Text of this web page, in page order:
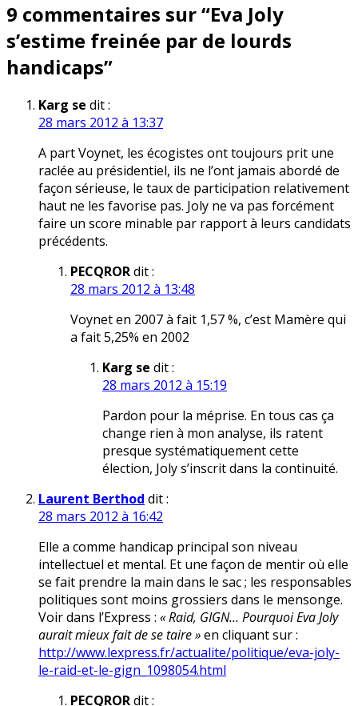
9 commentaires sur “Eva Joly
s’estime freinée par de lourds
handicaps”
Karg se dit :
28 mars 2012 à 13:37
A part Voynet, les écogistes ont toujours prit une
raclée au présidentiel, ils ne l’ont jamais abordé de
façon sérieuse, le taux de participation relativement
haut ne les favorise pas. Joly ne va pas forcément
faire un score minable par rapport à leurs candidats
précédents.
PECQRORdit :
28 mars 2012 à 13:48
Voynet en 2007 à fait 1,57 %, c’est Mamère qui
a fait 5,25% en 2002
Karg se dit :
28 mars 2012 à 15:19
Pardon pour la méprise. En tous cas ça
change rien à mon analyse, ils ratent
presque systématiquement cette
élection, Joly s’inscrit dans la continuité.
Laurent Berthod dit :
28 mars 2012 à 16:42
Elle a comme handicap principal son niveau
intellectuel et mental. Et une façon de mentir où elle
se fait prendre la main dans le sac ; les responsables
politiques sont moins grossiers dans le mensonge.
Voir dans l’Express : « Raid, GIGN… Pourquoi Eva Joly
aurait mieux fait de se taire »en cliquant sur :
http://www.lexpress.fr/actualite/politique/eva-joly-
le-raid-et-le-gign_1098054.html
PECQRORdit :